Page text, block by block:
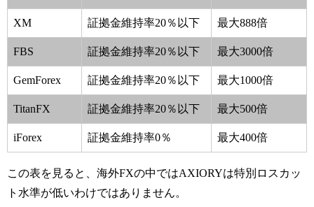
XM 証拠金維持率20％以下 最大888倍
FBS 証拠金維持率20％以下 最大3000倍
GemForex 証拠金維持率20％以下 最大1000倍
TitanFX 証拠金維持率20％以下 最大500倍
iForex 証拠金維持率0％ 最大400倍
この表を見ると、海外FXの中ではAXIORYは特別ロスカッ
ト水準が低いわけではありません。